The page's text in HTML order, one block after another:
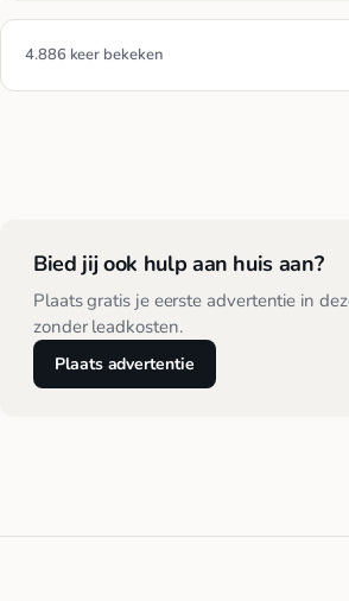
4.886 keer bekeken
Bied jij ook hulp aan huis aan?
Plaats gratis je eerste advertentie in
zonder leadkosten.
Plaats advertentie